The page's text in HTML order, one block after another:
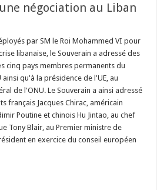
négociation au Liban
par SM le Roi Mohammed VI pour
libanaise, le Souverain a adressé des
cinq pays membres permanents du
qu'à la présidence de l'UE, au
de l'ONU. Le Souverain a ainsi adressé
français Jacques Chirac, américain
Poutine et chinois Hu Jintao, au chef
Tony Blair, au Premier ministre de
en exercice du conseil européen